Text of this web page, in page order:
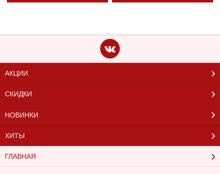
АКЦИИ
СКИДКИ
НОВИНКИ
ХИТЫ
ГЛАВНАЯ